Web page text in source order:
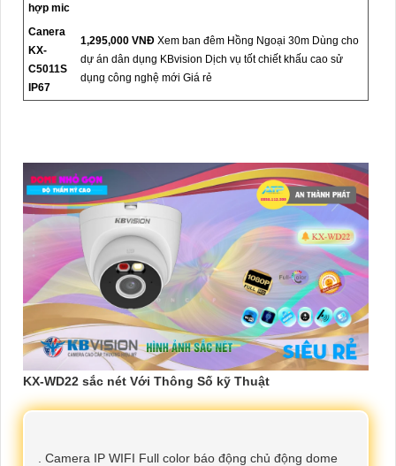
hợp mic
Canera
KX-
C5011S
IP67
1,295,000 VNĐ Xem ban đêm Hồng Ngoại 30m Dùng cho
dự án dân dụng KBvision Dịch vụ tốt chiết khấu cao sử
dụng công nghệ mới Giá rẻ
KX-WD22 sắc nét Với Thông Số kỹ Thuật
. Camera IP WIFI Full color báo động chủ động dome